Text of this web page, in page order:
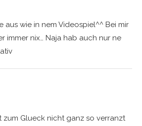
aus wie in nem Videospiel^^ Bei mir
immer nix… Naja hab auch nur ne
zum Glueck nicht ganz so verranzt